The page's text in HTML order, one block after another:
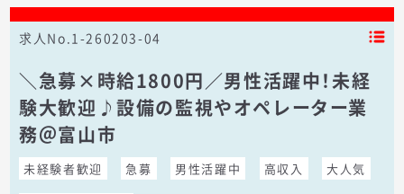
求人No.1-260203-04
＼急募×時給1800円／男性活躍中！未経
験大歓迎♪設備の監視やオペレーター業
務＠富山市
未経験者歓迎 急募 男性活躍中 高収入 大人気